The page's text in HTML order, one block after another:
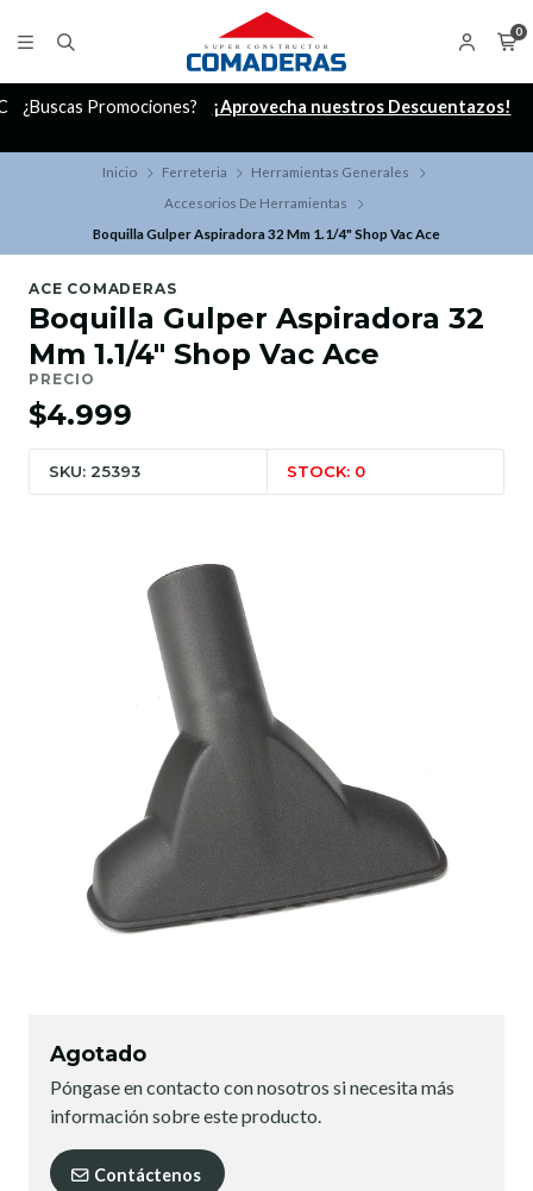
0
¿Buscas Promociones? ¡Aprovecha nuestros Descuentazos!
Inicio Ferreteria
Herramientas Generales
Accesorios De Herramientas
Boquilla Gulper Aspiradora 32 Mm 1.1/4" Shop Vac Ace
ACE COMADERAS
Boquilla Gulper Aspiradora 32
Mm 1.1/4" Shop Vac Ace
PRECIO
$4.999
SKU: 25393 STOCK: 0
Agotado
Póngase en contacto con nosotros si necesita más
información sobre este producto.
Contáctenos